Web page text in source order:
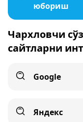
юбориш
Чархловчи
сайтларни
Google
Яндекс